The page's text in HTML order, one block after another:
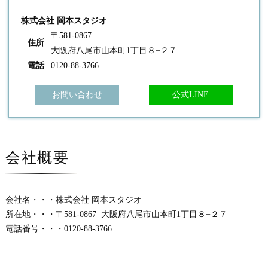
株式会社 岡本スタジオ
住所
〒581-0867
大阪府八尾市山本町1丁目８−２７
電話
0120-88-3766
お問い合わせ 公式LINE
会社概要
会社名・・・株式会社 岡本スタジオ
所在地・・・〒581-0867 大阪府八尾市山本町1丁目８−２７
電話番号・・・0120-88-3766